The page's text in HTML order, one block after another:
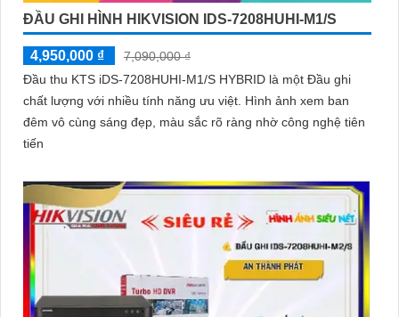
ĐẦU GHI HÌNH HIKVISION IDS-7208HUHI-M1/S
4,950,000 ₫
7,090,000 ₫
Đầu thu KTS iDS-7208HUHI-M1/S HYBRID là một Đầu ghi
chất lượng với nhiều tính năng ưu việt. Hình ảnh xem ban
đêm vô cùng sáng đẹp, màu sắc rõ ràng nhờ công nghệ tiên
tiến